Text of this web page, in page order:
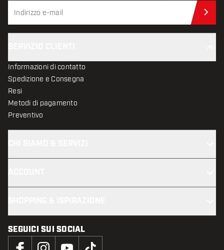
Informazioni di contatto
Spedizione e Consegna
Resi
Metodi di pagamento
Preventivo
SEGUICI SUI SOCIAL